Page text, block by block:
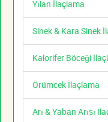
Yılan İlaçlama
Sinek & Kara Sinek
Kalorifer Böceği
Örümcek İlaçlama
Arı & Yaban Arısı